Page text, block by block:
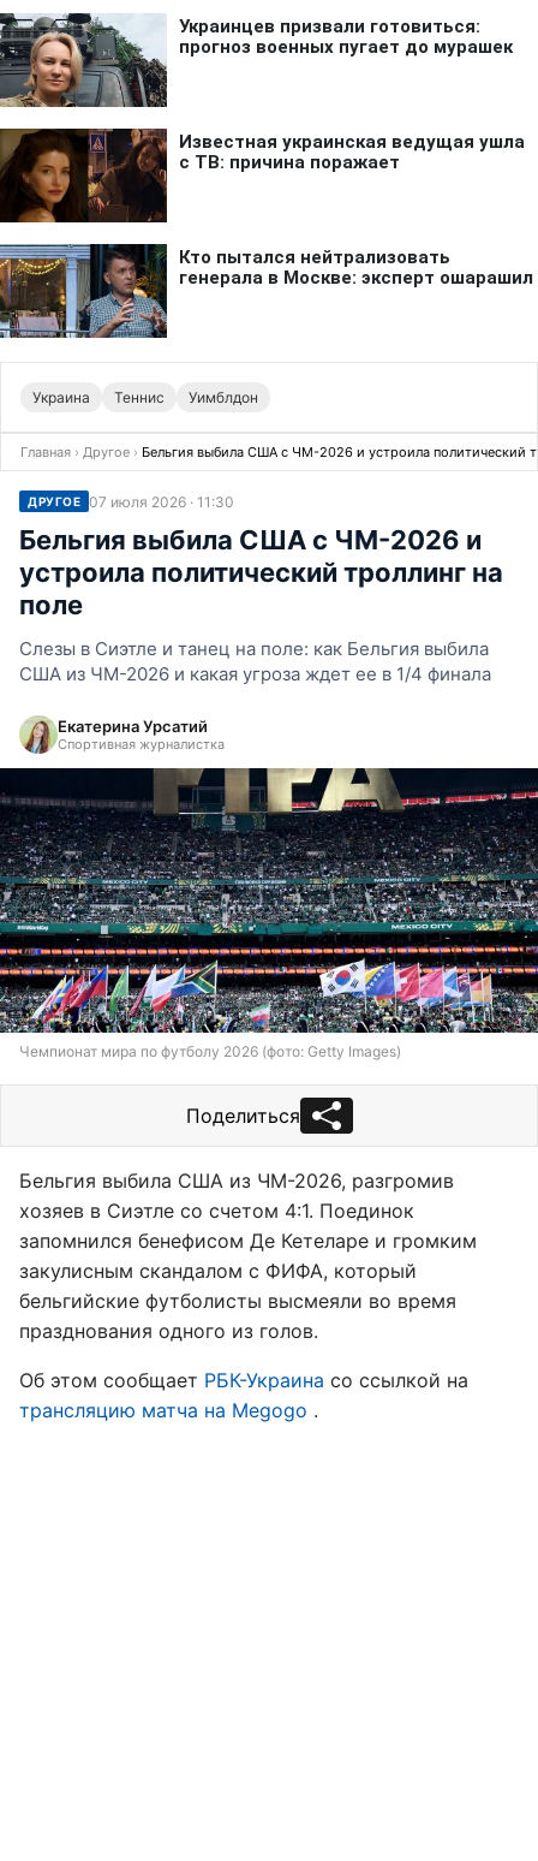
Украина Теннис Уимблдон
Главная › Другое › Бельгия выбила США с ЧМ-2026 и устроила политический
ДРУГОЕ 07 июля 2026 · 11:30
Бельгия выбила США с ЧМ-2026 и
устроила политический троллинг на
поле
Слезы в Сиэтле и танец на поле: как Бельгия выбила
США из ЧМ-2026 и какая угроза ждет ее в 1/4 финала
Екатерина Урсатий
Спортивная журналистка
Чемпионат мира по футболу 2026 (фото: Getty Images)
Поделиться
Бельгия выбила США из ЧМ-2026, разгромив
хозяев в Сиэтле со счетом 4:1. Поединок
запомнился бенефисом Де Кетеларе и громким
закулисным скандалом с ФИФА, который
бельгийские футболисты высмеяли во время
празднования одного из голов.
Об этом сообщает РБК-Украина со ссылкой на
трансляцию матча на Megogo .